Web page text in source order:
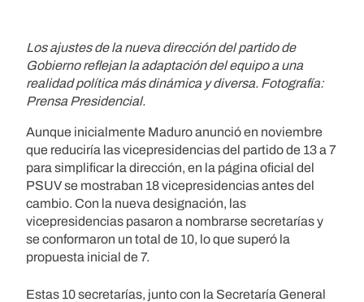
Los ajustes de la nueva dirección del partido de
Gobierno reflejan la adaptación del equipo a una
realidad política más dinámica y diversa. Fotografía:
Prensa Presidencial.
Aunque inicialmente Maduro anunció en noviembre
que reduciría las vicepresidencias del partido de 13 a 7
para simplificar la dirección, en la página oficial del
PSUV se mostraban 18 vicepresidencias antes del
cambio. Con la nueva designación, las
vicepresidencias pasaron a nombrarse secretarías y
se conformaron un total de 10, lo que superó la
propuesta inicial de 7.
Estas 10 secretarías, junto con la Secretaría General